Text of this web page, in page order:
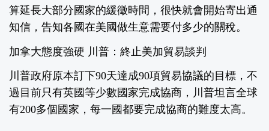
算延長大部分國家的緩徵時間，很快就會開始寄出通
知信，告知各國在美國做生意需要付多少的關稅。
加拿大態度強硬 川普：終止美加貿易談判
川普政府原本訂下90天達成90項貿易協議的目標，不
過目前只有英國等少數國家完成協商，川普坦言全球
有200多個國家，每一國都要完成協商的難度太高。